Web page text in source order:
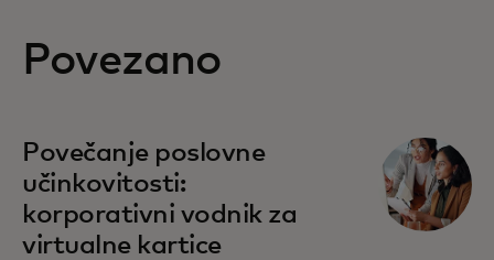
Povezano
Povečanje poslovne
učinkovitosti:
korporativni vodnik za
virtualne kartice